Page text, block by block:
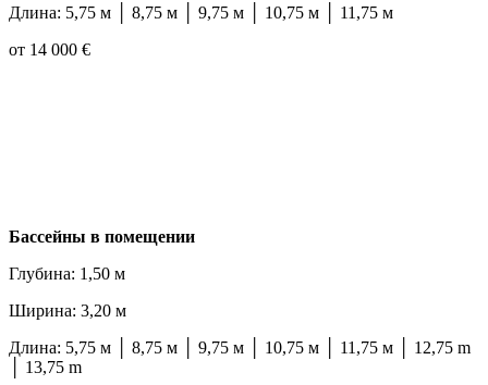
Длина: 5,75 м │ 8,75 м │ 9,75 м │ 10,75 м │ 11,75 м
от 14 000 €
Бассейны в помещении
Глубина: 1,50 м
Ширина: 3,20 м
Длина: 5,75 м │ 8,75 м │ 9,75 м │ 10,75 м │ 11,75 м │ 12,75 m
│ 13,75 m